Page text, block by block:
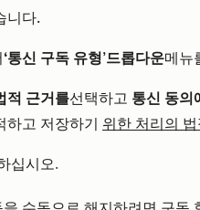
니다.
‘통신 구독 유형’드롭다운메뉴
적 근거를선택하고 통신 동의
하고 저장하기 위한 처리의
십시오.